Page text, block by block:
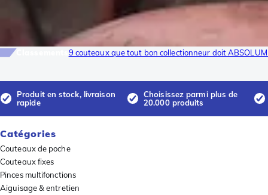
9 couteaux que tout bon collectionneur doit
Produit en stock, livraison
rapide
Choisissez parmi plus de
20.000 produits
Catégories
Couteaux de poche
Couteaux fixes
Pinces multifonctions
Aiguisage & entretien